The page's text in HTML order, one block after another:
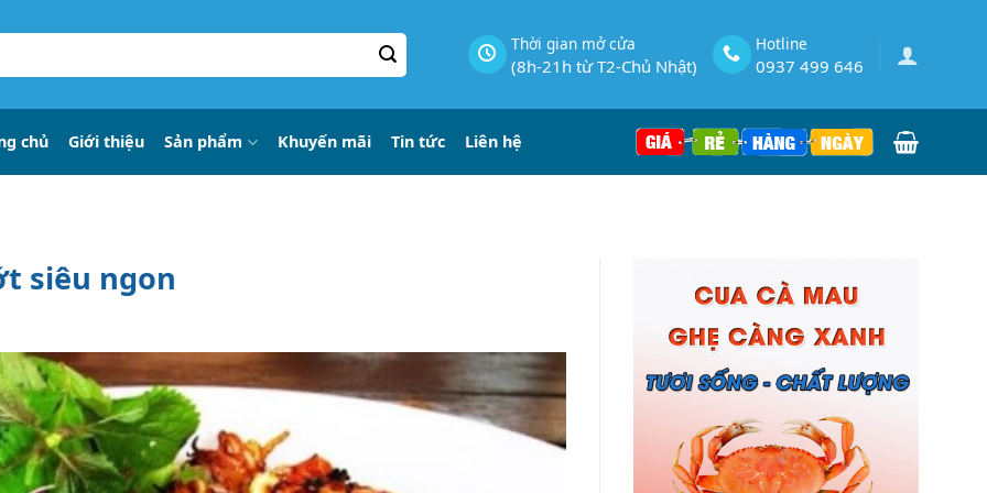
Thời gian mở cửa
(8h-21h từ T2-Chủ Nhật)
Hotline
0937 499 646
chủ Giới thiệu Sản phẩm Khuyến mãi Tin tức Liên hệ
siêu ngon